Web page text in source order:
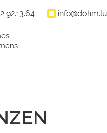
92.13.64 info@dohm.lu